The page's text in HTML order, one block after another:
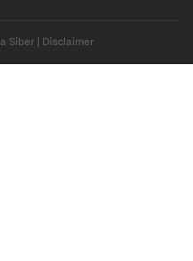
Siber | Disclaimer